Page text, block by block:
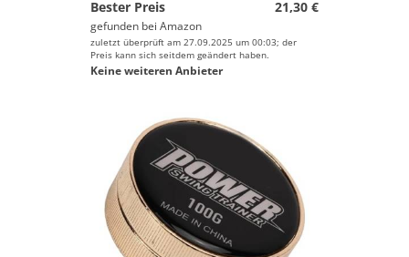
Bester Preis
21,30 €
gefunden bei Amazon
zuletzt überprüft am 27.09.2025 um 00:03; der
Preis kann sich seitdem geändert haben.
Keine weiteren Anbieter